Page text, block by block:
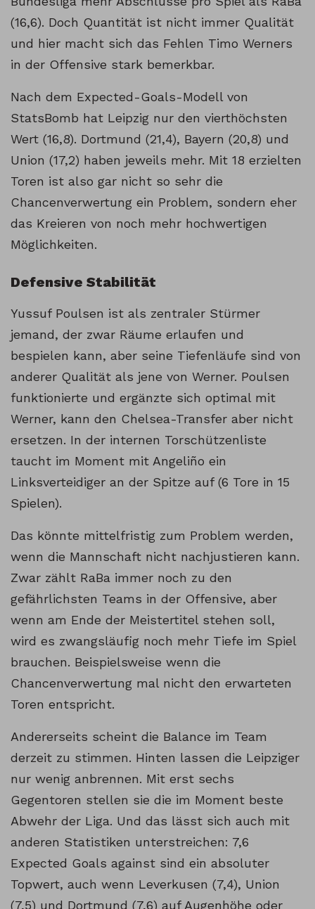
(16,6). Doch Quantität ist nicht immer Qualität
und hier macht sich das Fehlen Timo Werners
in der Offensive stark bemerkbar.
Nach dem Expected-Goals-Modell von
StatsBomb hat Leipzig nur den vierthöchsten
Wert (16,8). Dortmund (21,4), Bayern (20,8) und
Union (17,2) haben jeweils mehr. Mit 18 erzielten
Toren ist also gar nicht so sehr die
Chancenverwertung ein Problem, sondern eher
das Kreieren von noch mehr hochwertigen
Möglichkeiten.
Defensive Stabilität
Yussuf Poulsen ist als zentraler Stürmer
jemand, der zwar Räume erlaufen und
bespielen kann, aber seine Tiefenläufe sind von
anderer Qualität als jene von Werner. Poulsen
funktionierte und ergänzte sich optimal mit
Werner, kann den Chelsea-Transfer aber nicht
ersetzen. In der internen Torschützenliste
taucht im Moment mit Angeliño ein
Linksverteidiger an der Spitze auf (6 Tore in 15
Spielen).
Das könnte mittelfristig zum Problem werden,
wenn die Mannschaft nicht nachjustieren kann.
Zwar zählt RaBa immer noch zu den
gefährlichsten Teams in der Offensive, aber
wenn am Ende der Meistertitel stehen soll,
wird es zwangsläufig noch mehr Tiefe im Spiel
brauchen. Beispielsweise wenn die
Chancenverwertung mal nicht den erwarteten
Toren entspricht.
Andererseits scheint die Balance im Team
derzeit zu stimmen. Hinten lassen die Leipziger
nur wenig anbrennen. Mit erst sechs
Gegentoren stellen sie die im Moment beste
Abwehr der Liga. Und das lässt sich auch mit
anderen Statistiken unterstreichen: 7,6
Expected Goals against sind ein absoluter
Topwert, auch wenn Leverkusen (7,4), Union
(7,5) und Dortmund (7,6) auf Augenhöhe oder